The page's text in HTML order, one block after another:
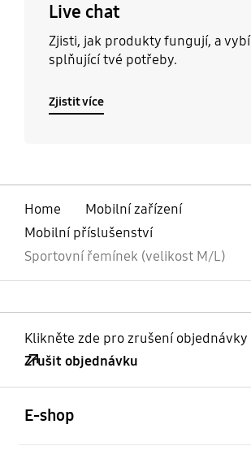
Live chat
Zjisti, jak produkty fungují, a
splňující tvé potřeby.
Zjistit více
Home
Mobilní zařízení
Mobilní příslušenství
Sportovní řemínek (velikost M/L)
Klikněte zde pro zrušení objednávky
Zrušit objednávku
E-shop